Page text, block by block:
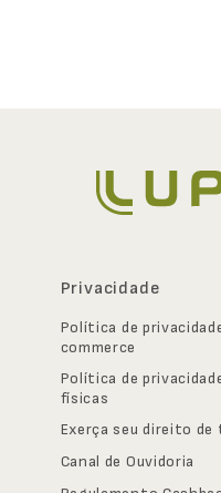
Privacidade
Política de
commerce
Política de
físicas
Exerça seu direito
Canal de Ouvidoria